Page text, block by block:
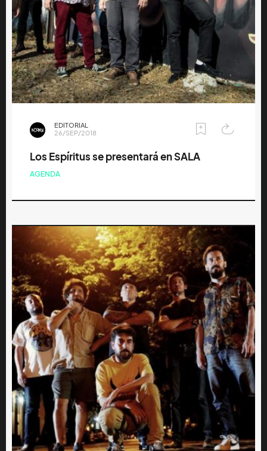
EDITORIAL
26/SEP/2018
Los Espíritus se presentará en SALA
AGENDA